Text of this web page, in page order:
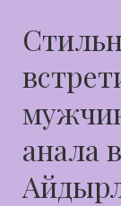
анала